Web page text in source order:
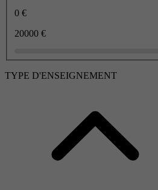
0 €
20000 €
TYPE D'ENSEIGNEMENT